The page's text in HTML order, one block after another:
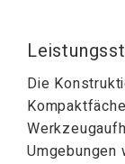
Die
Umgebungen